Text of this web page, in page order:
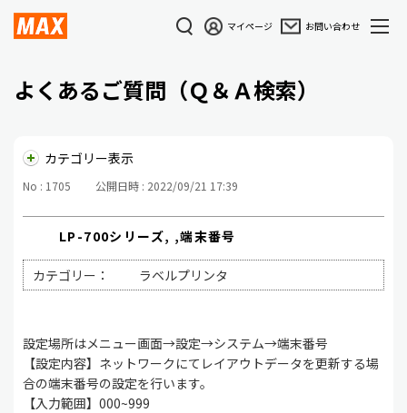
マイページ お問い合わせ
よくあるご質問（Ｑ＆Ａ検索）
カテゴリー表示
No : 1705 公開日時 : 2022/09/21 17:39
LP-700シリーズ, ,端末番号
カテゴリー： ラベルプリンタ
設定場所はメニュー画面→設定→システム→端末番号
【設定内容】ネットワークにてレイアウトデータを更新する場
合の端末番号の設定を行います。
【入力範囲】000~999